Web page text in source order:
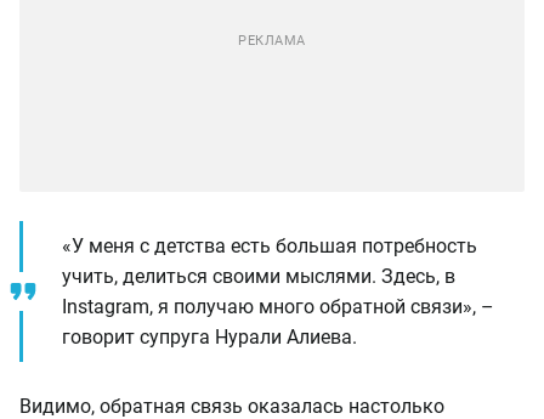
«У меня с детства есть большая потребность
учить, делиться своими мыслями. Здесь, в
Instagram, я получаю много обратной связи», –
говорит супруга Нурали Алиева.
Видимо, обратная связь оказалась настолько